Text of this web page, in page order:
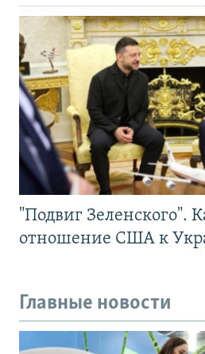
"Подвиг Зеленского".
отношение США к
Главные новости